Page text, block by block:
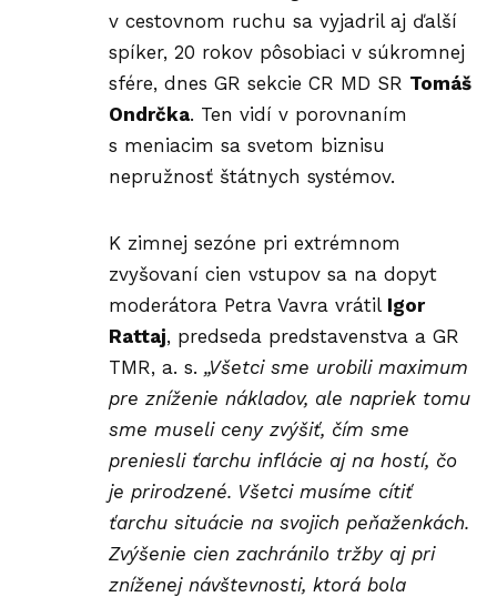
v cestovnom ruchu sa vyjadril aj ďalší
spíker, 20 rokov pôsobiaci v súkromnej
sfére, dnes GR sekcie CR MD SR Tomáš
Ondrčka. Ten vidí v porovnaním
s meniacim sa svetom biznisu
nepružnosť štátnych systémov.
K zimnej sezóne pri extrémnom
zvyšovaní cien vstupov sa na dopyt
moderátora Petra Vavra vrátil Igor
Rattaj, predseda predstavenstva a GR
TMR, a. s. „Všetci sme urobili maximum
pre zníženie nákladov, ale napriek tomu
sme museli ceny zvýšiť, čím sme
preniesli ťarchu inflácie aj na hostí, čo
je prirodzené. Všetci musíme cítiť
ťarchu situácie na svojich peňaženkách.
Zvýšenie cien zachránilo tržby aj pri
zníženej návštevnosti, ktorá bola